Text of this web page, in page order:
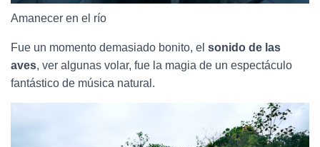
Amanecer en el río
Fue un momento demasiado bonito, el sonido de las
aves, ver algunas volar, fue la magia de un espectáculo
fantástico de música natural.